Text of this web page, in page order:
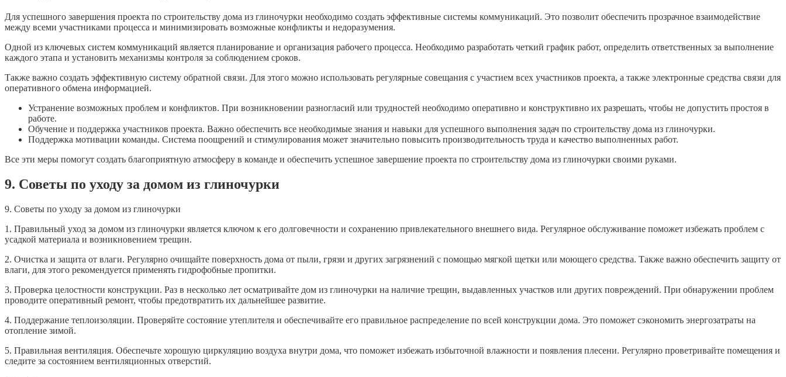
Для успешного завершения проекта по строительству дома из глиночурки необходимо создать эффективные системы коммуникаций. Это позволит обеспечить прозрачное взаимодействие
между всеми участниками процесса и минимизировать возможные конфликты и недоразумения.
Одной из ключевых систем коммуникаций является планирование и организация рабочего процесса. Необходимо разработать четкий график работ, определить ответственных за выполнение
каждого этапа и установить механизмы контроля за соблюдением сроков.
Также важно создать эффективную систему обратной связи. Для этого можно использовать регулярные совещания с участием всех участников проекта, а также электронные средства связи для
оперативного обмена информацией.
Устранение возможных проблем и конфликтов. При возникновении разногласий или трудностей необходимо оперативно и конструктивно их разрешать, чтобы не допустить простоя в
работе.
Обучение и поддержка участников проекта. Важно обеспечить все необходимые знания и навыки для успешного выполнения задач по строительству дома из глиночурки.
Поддержка мотивации команды. Система поощрений и стимулирования может значительно повысить производительность труда и качество выполненных работ.
Все эти меры помогут создать благоприятную атмосферу в команде и обеспечить успешное завершение проекта по строительству дома из глиночурки своими руками.
9. Советы по уходу за домом из глиночурки
9. Советы по уходу за домом из глиночурки
1. Правильный уход за домом из глиночурки является ключом к его долговечности и сохранению привлекательного внешнего вида. Регулярное обслуживание поможет избежать проблем с
усадкой материала и возникновением трещин.
2. Очистка и защита от влаги. Регулярно очищайте поверхность дома от пыли, грязи и других загрязнений с помощью мягкой щетки или моющего средства. Также важно обеспечить защиту от
влаги, для этого рекомендуется применять гидрофобные пропитки.
3. Проверка целостности конструкции. Раз в несколько лет осматривайте дом из глиночурки на наличие трещин, выдавленных участков или других повреждений. При обнаружении проблем
проводите оперативный ремонт, чтобы предотвратить их дальнейшее развитие.
4. Поддержание теплоизоляции. Проверяйте состояние утеплителя и обеспечивайте его правильное распределение по всей конструкции дома. Это поможет сэкономить энергозатраты на
отопление зимой.
5. Правильная вентиляция. Обеспечьте хорошую циркуляцию воздуха внутри дома, что поможет избежать избыточной влажности и появления плесени. Регулярно проветривайте помещения и
следите за состоянием вентиляционных отверстий.